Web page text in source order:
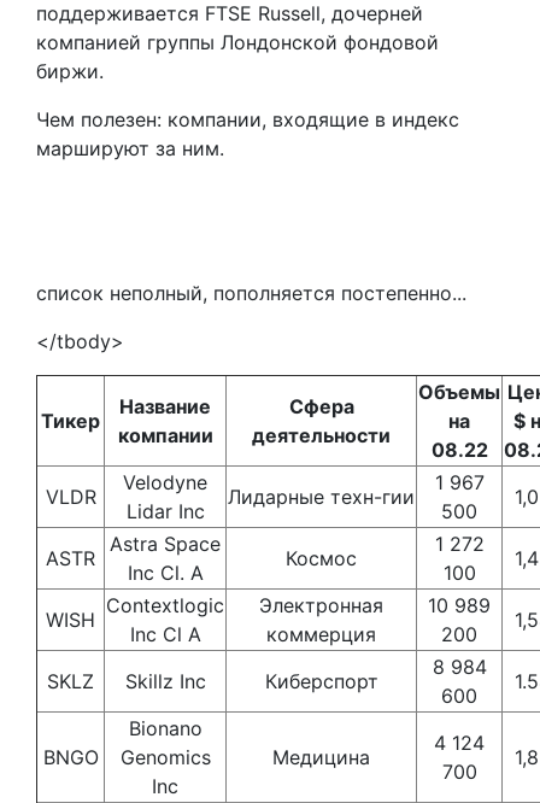
поддерживается FTSE Russell, дочерней
компанией группы Лондонской фондовой
биржи.
Чем полезен: компании, входящие в индекс
маршируют за ним.
список неполный, пополняется постепенно...
</tbody>
Тикер
Название
компании
Сфера
деятельности
Объемы
на
08.22
$
VLDR
Velodyne
Lidar Inc
Лидарные техн-гии
1 967
500
ASTR
Astra Space
Inc Cl. A
Космос
1 272
100
WISH
Contextlogic
Inc Cl A
Электронная
коммерция
10 989
200
SKLZ Skillz Inc Киберспорт
8 984
600
BNGO
Bionano
Genomics
Inc
Медицина
4 124
700